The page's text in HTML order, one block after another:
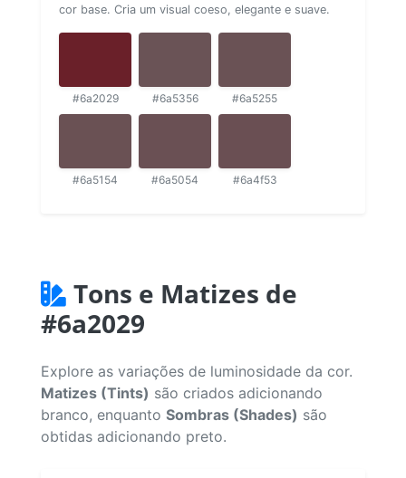
cor base. Cria um visual coeso, elegante e suave.
#6a2029 #6a5356 #6a5255
#6a5154 #6a5054 #6a4f53
Tons e Matizes de
#6a2029
Explore as variações de luminosidade da cor.
Matizes (Tints) são criados adicionando
branco, enquanto Sombras (Shades) são
obtidas adicionando preto.